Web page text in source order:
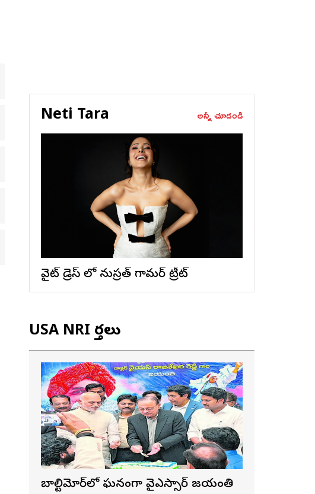
Neti Tara అన్నీ చూడండి
వైట్ డ్రెస్ లో నుస్ర‌త్ గ్లామ‌ర్ ట్రీట్
USA NRI వార్తలు
బాల్టిమోర్‌లో ఘనంగా వైఎస్సార్‌ జయంతి